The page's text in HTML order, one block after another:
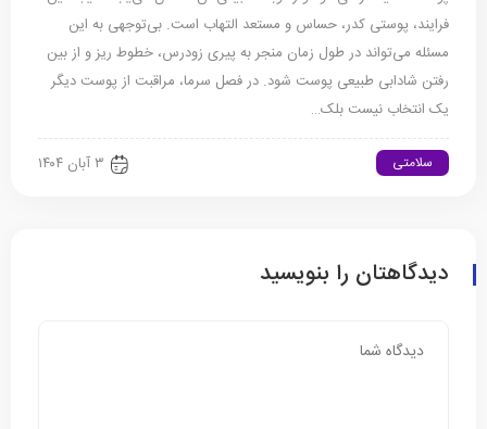
فرایند، پوستی کدر، حساس و مستعد التهاب است. بی‌توجهی به این
مسئله می‌تواند در طول زمان منجر به پیری زودرس، خطوط ریز و از بین
رفتن شادابی طبیعی پوست شود. در فصل سرما، مراقبت از پوست دیگر
یک انتخاب نیست بلک…
سلامتی ۳ آبان ۱۴۰۴
دیدگاهتان را بنویسید